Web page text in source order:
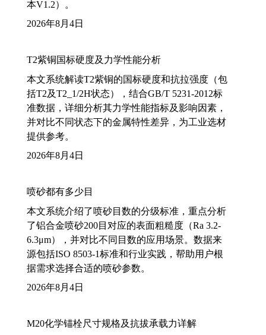
本V1.2）。
2026年8月4日
T2紫铜国标硬度及力学性能分析
本文系统解读T2紫铜的国标硬度和抗拉强度（包
括T2及T2_1/2H状态），结合GB/T 5231-2012标
准数据，详细分析其力学性能指标及影响因素，
并对比不同状态下的金属特性差异，为工业选材
提供参考。
2026年8月4日
喷砂都有多少目
本文系统介绍了喷砂目数的分级标准，重点分析
了铝合金喷砂200目对应的表面粗糙度（Ra 3.2-
6.3μm），并对比不同目数的应用场景。数据来
源包括ISO 8503-1标准和行业实践，帮助用户根
据需求选择合适的喷砂参数。
2026年8月4日
M20化学锚栓尺寸规格及抗拔承载力详解